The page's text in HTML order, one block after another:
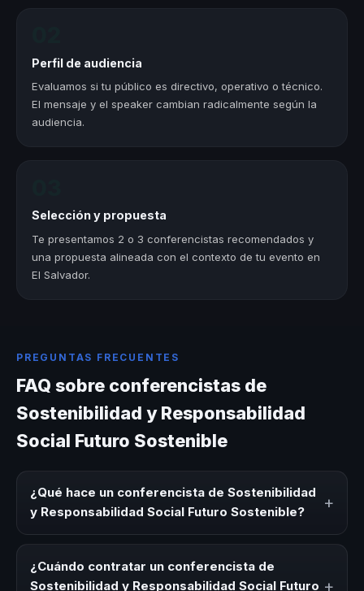
Perfil de audiencia
Evaluamos si tu público es directivo, operativo o técnico.
El mensaje y el speaker cambian radicalmente según la
audiencia.
Selección y propuesta
Te presentamos 2 o 3 conferencistas recomendados y
una propuesta alineada con el contexto de tu evento en
El Salvador.
PREGUNTAS FRECUENTES
FAQ sobre conferencistas de
Sostenibilidad y Responsabilidad
Social Futuro Sostenible
¿Qué hace un conferencista de Sostenibilidad
y Responsabilidad Social Futuro Sostenible?
+
Social Futuro Sostenible es un experto que comparte
conocimiento, estrategias y experiencias sobre este tema
¿Cuándo contratar un conferencista de
Sostenibilidad y Responsabilidad Social Futuro +